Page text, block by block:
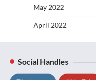
May 2022
April 2022
Social Handles